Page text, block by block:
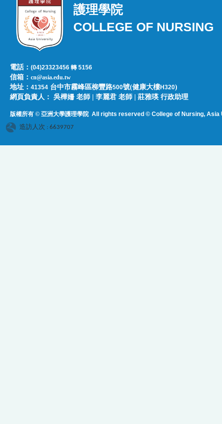
護理學院
COLLEGE OF NURSING
電話：(04)23323456 轉 5156
信箱：cn@asia.edu.tw
地址：41354 台中市霧峰區柳豐路500號(健康大樓H320)
網頁負責人：​​​ ​吳樺姍 老師 | 李麗君 老師 | 莊雅瑛 行政助理
版權所有 © 亞洲大學護理學院All rights reserved © College of Nursing, Asia
造訪人次 : 6639707